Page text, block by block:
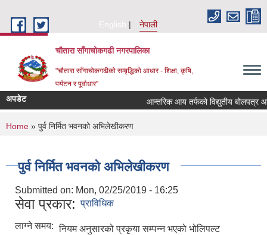
English
नेपाली
चौतारा साँगाचोकगढी नगरपालिका
"चौतारा साँगाचोकगढीको सम्बृद्धिको आधार - शिक्षा, कृषि,
पर्यटन र पूर्वाधार"
अपडेट आन्तरिक आय तर्फको विद्युतीय बोलपत्र
You are here
Home » पुर्व निर्मित भवनको अभिलेखीकरण
पुर्व निर्मित भवनको अभिलेखीकरण
Submitted on: Mon, 02/25/2019 - 16:25
सेवा प्रकार: प्राविधिक
लाग्ने समय: नियम अनुसारको प्रकृया सम्पन्न भएको भोलिपल्ट